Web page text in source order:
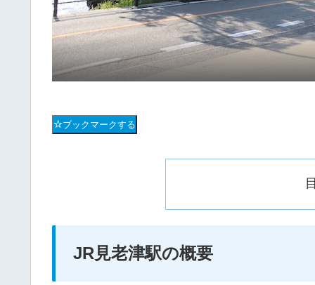
ブックマークする
JR見老津駅の概要